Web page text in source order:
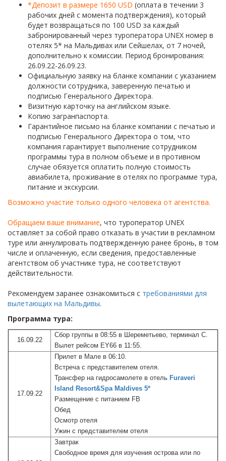
*Депозит в размере 1650 USD (оплата в течении 3
рабочих дней с момента подтверждения), который
будет возвращаться по 100 USD за каждый
забронированный через туроператора UNEX номер в
отелях 5* на Мальдивах или Сейшелах, от 7 ночей,
дополнительно к комиссии. Период бронирования:
26.09.22-26.09.23.
Официальную заявку на бланке компании с указанием
должности сотрудника, заверенную печатью и
подписью Генерального Директора.
Визитную карточку на английском языке.
Копию загранпаспорта.
Гарантийное письмо на бланке компании с печатью и
подписью Генерального Директора о том, что
компания гарантирует выполнение сотрудником
программы тура в полном объеме и в противном
случае обязуется оплатить полную стоимость
авиабилета, проживание в отелях по программе тура,
питание и экскурсии.
Возможно участие только одного человека от агентства.
Обращаем ваше внимание, что туроператор UNEX
оставляет за собой право отказать в участии в рекламном
туре или аннулировать подтвержденную ранее бронь, в том
числе и оплаченную, если сведения, предоставленные
агентством об участнике тура, не соответствуют
действительности.
Рекомендуем заранее ознакомиться с требованиями для
вылетающих на Мальдивы.
Программа тура:
16.09.22
Сбор группы в 08:55 в Шереметьево, терминал С.
Вылет рейсом EY66 в 11:55.
17.09.22
Прилет в Мале в 06:10.
Встреча с представителем отеля.
Трансфер на гидросамолете в отель Furaveri
Island Resort&Spa Maldives 5*
Размещение с питанием FB
Обед
Осмотр отеля
Ужин с представителем отеля
Завтрак
Свободное время для изучения острова или по